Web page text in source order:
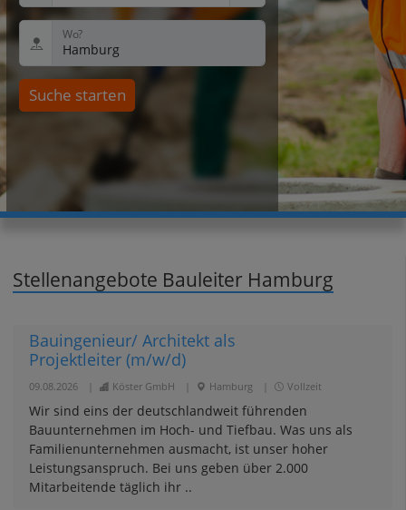
Wo?
Suche starten
Stellenangebote Bauleiter Hamburg
Bauingenieur/ Architekt als
Projektleiter (m/w/d)
09.08.2026 Köster GmbH Hamburg Vollzeit
Wir sind eins der deutschlandweit führenden
Bauunternehmen im Hoch- und Tiefbau. Was uns als
Familienunternehmen ausmacht, ist unser hoher
Leistungsanspruch. Bei uns geben über 2.000
Mitarbeitende täglich ihr ..